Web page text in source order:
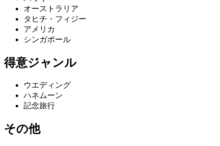
オーストラリア
タヒチ・フィジー
アメリカ
シンガポール
得意ジャンル
ウエディング
ハネムーン
記念旅行
その他